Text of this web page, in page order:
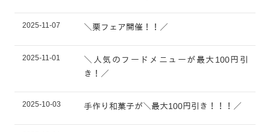
2025-11-07 ＼栗フェア開催！！／
2025-11-01
＼人気のフードメニューが最大100円引
き！／
2025-10-03 手作り和菓子が＼最大100円引き！！！／